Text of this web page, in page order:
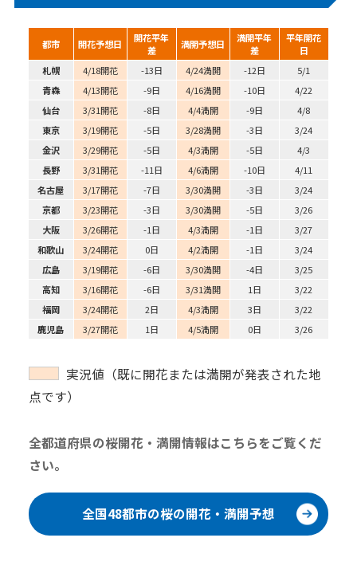
都市 開花予想日
開花平年
差
満開予想日
満開平年
差
平年開花
日
札幌
4/18開花 -13日 4/24満開 -12日
5/1
青森
4/13開花 -9日 4/16満開 -10日
4/22
仙台
3/31開花 -8日 4/4満開 -9日
4/8
東京
3/19開花 -5日 3/28満開 -3日
3/24
金沢
3/29開花 -5日 4/3満開 -5日
4/3
長野
3/31開花 -11日 4/6満開 -10日
4/11
名古屋
3/17開花 -7日 3/30満開 -3日
3/24
京都
3/23開花 -3日 3/30満開 -5日
3/26
大阪
3/26開花 -1日 4/3満開 -1日
3/27
和歌山
3/24開花 0日 4/2満開 -1日
3/24
広島
3/19開花 -6日 3/30満開 -4日
3/25
高知
3/16開花 -6日 3/31満開 1日
3/22
福岡
3/24開花 2日 4/3満開 3日
3/22
鹿児島
3/27開花 1日 4/5満開 0日 3/26
実況値（既に開花または満開が発表された地
点です）
全都道府県の桜開花・満開情報はこちらをご覧くだ
さい。
全国48都市の桜の開花・満開予想